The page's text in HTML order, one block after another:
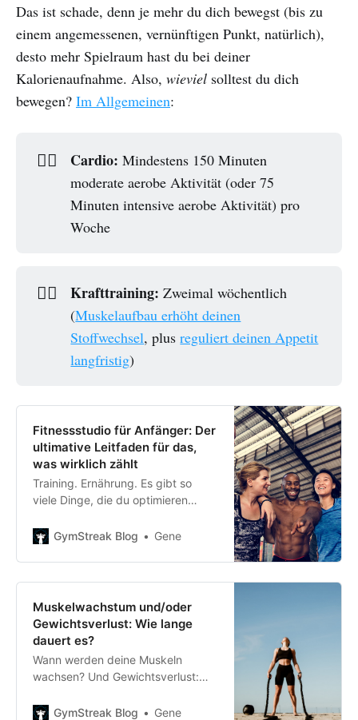
Das ist schade, denn je mehr du dich bewegst (bis zu
einem angemessenen, vernünftigen Punkt, natürlich),
desto mehr Spielraum hast du bei deiner
Kalorienaufnahme. Also, wieviel solltest du dich
bewegen? Im Allgemeinen:
🏃‍♂️ Cardio: Mindestens 150 Minuten
moderate aerobe Aktivität (oder 75
Minuten intensive aerobe Aktivität) pro
Woche
🏋️‍♂️ Krafttraining: Zweimal wöchentlich
(Muskelaufbau erhöht deinen
Stoffwechsel, plusreguliert deinen Appetit
langfristig)
Fitnessstudio für Anfänger: Der
ultimative Leitfaden für das,
was wirklich zählt
Training. Ernährung. Es gibt so
viele Dinge, die du optimieren
Fitnessstudio bist. Gute
Fortschritt.
GymStreak Blog Gene
Muskelwachstum und/oder
Gewichtsverlust: Wie lange
dauert es?
Wann werden deine Muskeln
wachsen? Und Gewichtsverlust:
Ratschläge „Sei geduldig“ satt
GymStreak Blog Gene